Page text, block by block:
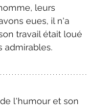
leurs
eues, il n'a
travail était loué
admirables.
l'humour et son